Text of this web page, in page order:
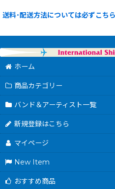
送料･配送方法については必ずこち
ホーム
商品カテゴリー
バンド＆アーティスト一覧
新規登録はこちら
マイページ
New Item
おすすめ商品